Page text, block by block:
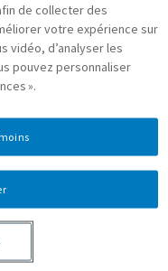
de collecter des
votre expérience sur
vidéo, d’analyser les
pouvez personnaliser
».